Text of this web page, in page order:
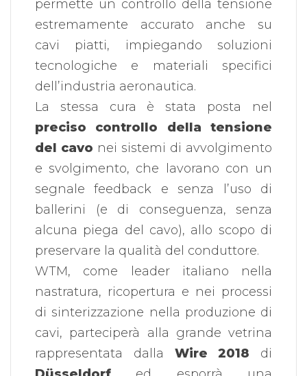
permette un controllo della tensione
estremamente accurato anche su
cavi piatti, impiegando soluzioni
tecnologiche e materiali specifici
dell’industria aeronautica.
La stessa cura è stata posta nel
preciso controllo della tensione
del cavo nei sistemi di avvolgimento
e svolgimento, che lavorano con un
segnale feedback e senza l’uso di
ballerini (e di conseguenza, senza
alcuna piega del cavo), allo scopo di
preservare la qualità del conduttore.
WTM, come leader italiano nella
nastratura, ricopertura e nei processi
di sinterizzazione nella produzione di
cavi, parteciperà alla grande vetrina
rappresentata dalla Wire 2018 di